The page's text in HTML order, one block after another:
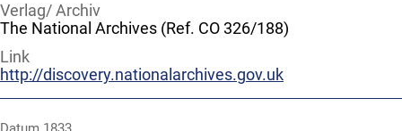
Verlag/ Archiv
The National Archives (Ref. CO 326/188)
Link
http://discovery.nationalarchives.gov.uk